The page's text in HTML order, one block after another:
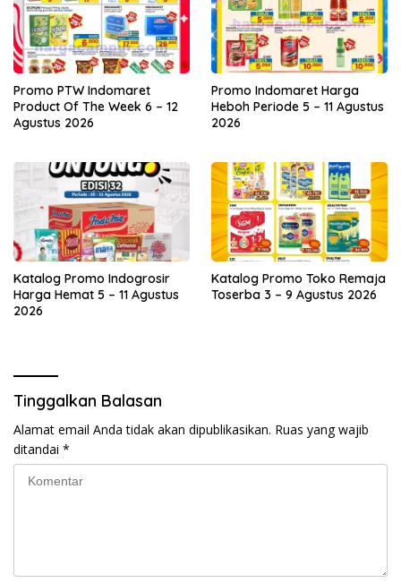
Promo PTW Indomaret
Product Of The Week 6 – 12
Agustus 2026
Promo Indomaret Harga
Heboh Periode 5 – 11 Agustus
2026
Katalog Promo Indogrosir
Harga Hemat 5 – 11 Agustus
2026
Katalog Promo Toko Remaja
Toserba 3 – 9 Agustus 2026
Tinggalkan Balasan
Alamat email Anda tidak akan dipublikasikan. Ruas yang wajib
ditandai *